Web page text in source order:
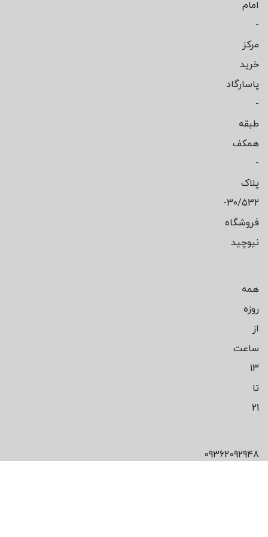
امام
-
مرکز
خرید
پاسارگاد
-
طبقه
همکف
-
پلاک
۳۰/۵۳۲-
فروشگاه
نیوچید
همه
روزه
از
ساعت
13
تا
21
09362092948